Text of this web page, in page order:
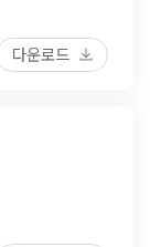
다운로드